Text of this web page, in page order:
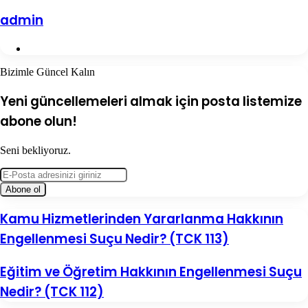
admin
Bizimle Güncel Kalın
Yeni güncellemeleri almak için posta listemize
abone olun!
Seni bekliyoruz.
E-
Posta
adresinizi
Kamu
Hizmetlerinden
Yararlanma
Engellenmesi
Suçu
Nedir?
(TCK
Kamu Hizmetlerinden Yararlanma Hakkının
Engellenmesi Suçu Nedir? (TCK 113)
Eğitim
ve
Öğretim
Eğitim ve Öğretim Hakkının Engellenmesi Suçu
Nedir? (TCK 112)